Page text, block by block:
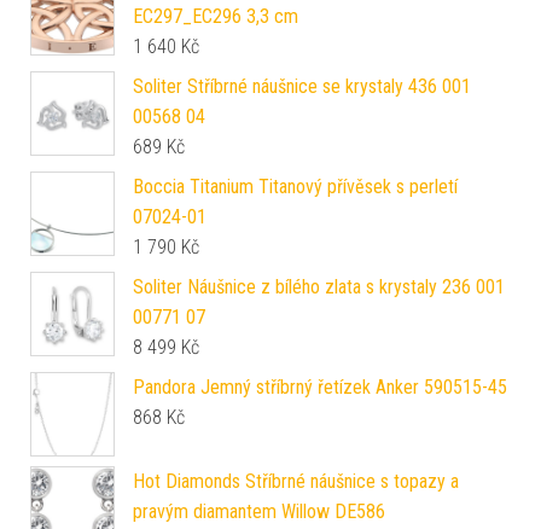
EC297_EC296 3,3 cm
1 640 Kč
Soliter Stříbrné náušnice se krystaly 436 001
00568 04
689 Kč
Boccia Titanium Titanový přívěsek s perletí
07024-01
1 790 Kč
Soliter Náušnice z bílého zlata s krystaly 236 001
00771 07
8 499 Kč
Pandora Jemný stříbrný řetízek Anker 590515-45
868 Kč
Hot Diamonds Stříbrné náušnice s topazy a
pravým diamantem Willow DE586